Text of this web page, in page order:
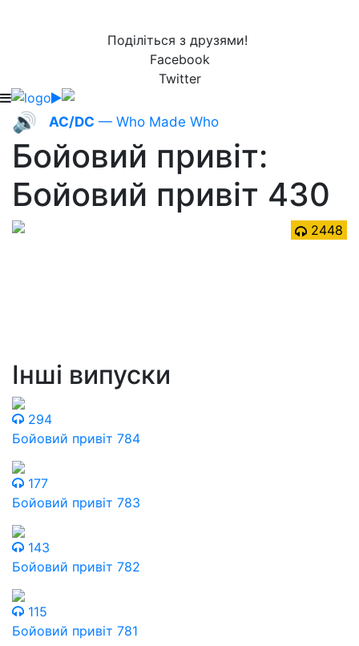
Поділіться з друзями!
Facebook
Twitter
🔊 AC/DC — Who Made Who
Бойовий привіт:
Бойовий привіт 430
2448
Інші випуски
294
Бойовий привіт 784
177
Бойовий привіт 783
143
Бойовий привіт 782
115
Бойовий привіт 781